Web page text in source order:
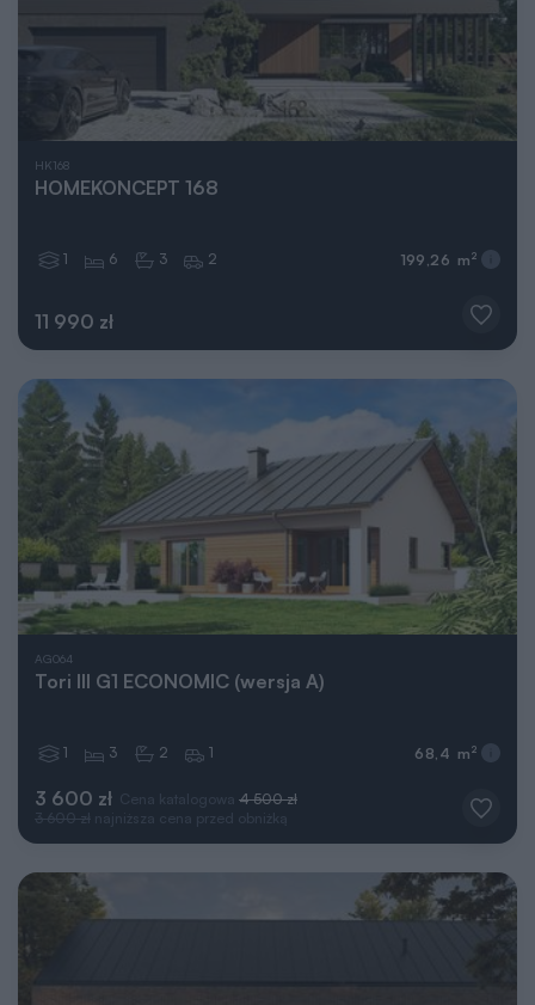
HK168
HOMEKONCEPT 168
11 990 zł
1 6 3 2 199,26 m 2
AG064
Tori III G1 ECONOMIC (wersja A)
3 600 zł Cena katalogowa 4 500 zł
3 600 zł najniższa cena przed obniżką
1 3 2 1 68,4 m 2